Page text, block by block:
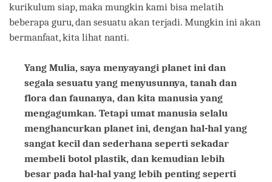
kurikulum siap, maka mungkin kami bisa melatih
beberapa guru, dan sesuatu akan terjadi. Mungkin ini akan
bermanfaat, kita lihat nanti.
Yang Mulia, saya menyayangi planet ini dan
segala sesuatu yang menyusunnya, tanah dan
flora dan faunanya, dan kita manusia yang
mengagumkan. Tetapi umat manusia selalu
menghancurkan planet ini, dengan hal-hal yang
sangat kecil dan sederhana seperti sekadar
membeli botol plastik, dan kemudian lebih
besar pada hal-hal yang lebih penting seperti